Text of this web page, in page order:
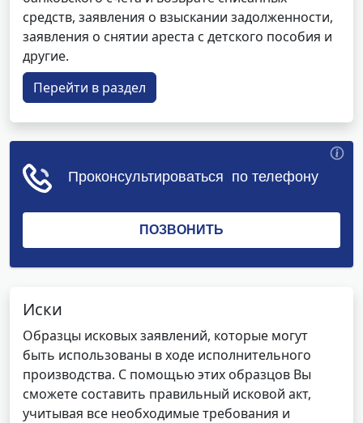
средств, заявления о взыскании задолженности,
заявления о снятии ареста с детского пособия и
другие.
Перейти в раздел
Иски
Образцы исковых заявлений, которые могут
быть использованы в ходе исполнительного
производства. С помощью этих образцов Вы
сможете составить правильный исковой акт,
учитывая все необходимые требования и